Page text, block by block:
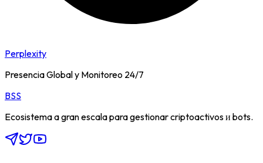
Perplexity
Presencia Global y Monitoreo 24/7
BSS
Ecosistema a gran escala para gestionar criptoactivos и bots.